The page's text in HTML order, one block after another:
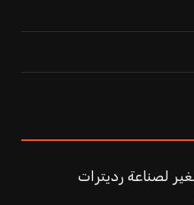
لصناعة رديترات